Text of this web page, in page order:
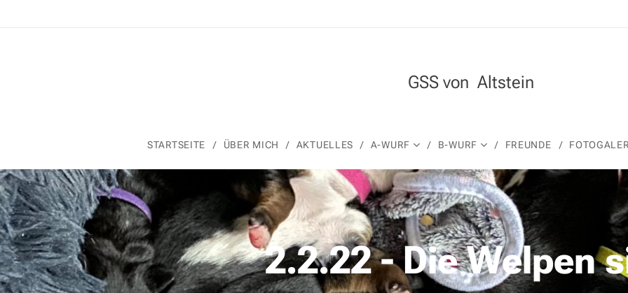
GSS von Altstein
STARTSEITE ÜBER MICH AKTUELLES A-WURF B-WURF FREUNDE
2.2.22 - Die Welpen